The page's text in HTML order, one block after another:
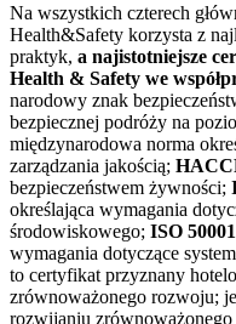
Na wszystkich czterech
Health&Safety korzysta z
praktyk, a najistotniejsze
Health & Safety we
narodowy znak
bezpiecznej podróży na
międzynarodowa norma
zarządzania jakością;
bezpieczeństwem żywności;
określająca wymagania
środowiskowego; ISO 50001
wymagania dotyczące
to certyfikat przyznany
zrównoważonego rozwoju;
rozwijaniu